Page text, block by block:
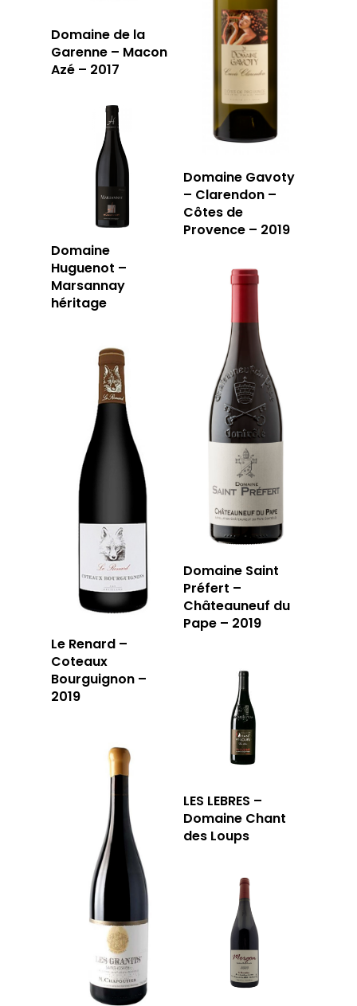
Domaine de la
Garenne – Macon
Azé – 2017
Domaine Gavoty
– Clarendon –
Côtes de
Provence – 2019
Domaine
Huguenot –
Marsannay
héritage
Domaine Saint
Préfert –
Châteauneuf du
Pape – 2019
Le Renard –
Coteaux
Bourguignon –
2019
LES LEBRES –
Domaine Chant
des Loups